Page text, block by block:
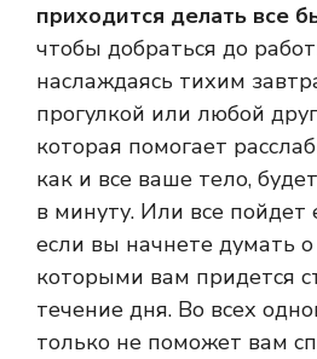
приходится делать все
чтобы добраться до
наслаждаясь тихим
прогулкой или любой
которая помогает
как и все ваше тело,
в минуту. Или все пойдет
если вы начнете думать
которыми вам придется
течение дня. Во всех
только не поможет вам